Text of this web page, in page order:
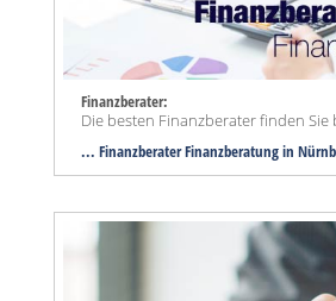
Finanzberater:
Die besten Finanzberater finden Sie
... Finanzberater Finanzberatung in